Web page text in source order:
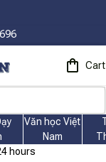
Cart
Văn học Việt
Nam
hours